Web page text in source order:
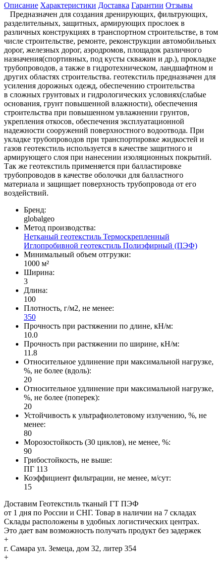
Описание Характеристики Доставка Гарантии Отзывы
Предназначен для создания дренирующих, фильтрующих,
разделительных, защитных, армирующих прослоек в
различных конструкциях в транспортном строительстве, в том
числе строительстве, ремонте, реконструкции автомобильных
дорог, железных дорог, аэродромов, площадок различного
назначения(спортивных, под кусты скважин и др.), прокладке
трубопроводов, а также в гидротехническом, ландшафтном и
других областях строительства. геотекстиль предназначен для
усиления дорожных одежд, обеспечению строительства
в сложных грунтовых и гидрологических условиях(слабые
основания, грунт повышенной влажности), обеспечения
строительства при повышенном увлажнении грунтов,
укрепления откосов, обеспечения эксплуатационной
надежности сооружений поверхностного водоотвода. При
укладке трубопроводов при транспортировке жидкостей и
газов геотекстиль используется в качестве защитного и
армирующего слоя при нанесении изоляционных покрытий.
Так же геотекстиль применяется при балластировке
трубопроводов в качестве оболочки для балластного
материала и защищает поверхность трубопровода от его
воздействий.
Бренд:
globalgeo
Метод производства:
Нетканый геотекстиль Термоскрепленный
Иглопробивной геотекстиль Полиэфирный (ПЭФ)
Минимальный объем отгрузки:
1000 м²
Ширина:
3
Длина:
100
Плотность, г/м2, не менее:
350
Прочность при растяжении по длине, кН/м:
10.0
Прочность при растяжении по ширине, кН/м:
11.8
Относительное удлинение при максимальной нагрузке,
%, не более (вдоль):
20
Относительное удлинение при максимальной нагрузке,
%, не более (поперек):
20
Устойчивость к ультрафиолетовому излучению, %, не
менее:
80
Морозостойкость (30 циклов), не менее, %:
90
Грибостойкость, не выше:
ПГ 113
Коэффициент фильтрации, не менее, м/сут:
15
Доставим Геотекстиль тканый ГТ ПЭФ
от 1 дня по России и СНГ. Товар в наличии на 7 складах
Склады расположены в удобных логистических центрах.
Это дает вам возможность получать продукт без задержек
+
г. Самара ул. Земеца, дом 32, литер 354
+